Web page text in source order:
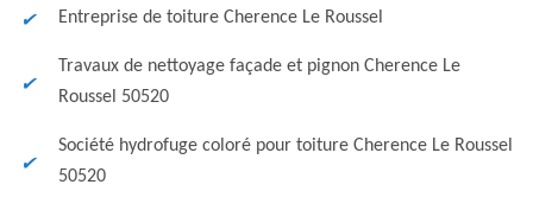
Entreprise de toiture Cherence Le Roussel
Travaux de nettoyage façade et pignon Cherence Le
Roussel 50520
Société hydrofuge coloré pour toiture Cherence Le Roussel
50520